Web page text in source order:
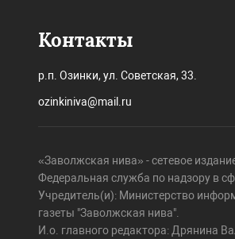
Контакты
р.п. Озинки, ул. Советская, 33.
ozinkiniva@mail.ru
«Заволжская нива» - сетевое
Федеральная служба по надзору в
Учредитель(и): Министерство
газеты "Заволжская нива".
И.о. главного редактора: Дрянина